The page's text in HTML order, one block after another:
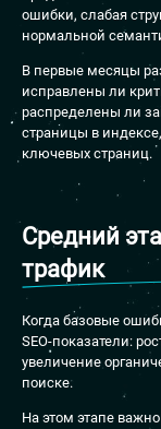
ошибки, слабая
нормальной
В первые месяцы
исправлены ли
распределены ли
страницы в
ключевых страниц.
Средний
трафик
Когда базовые
SEO-показатели:
увеличение
поиске.
На этом этапе